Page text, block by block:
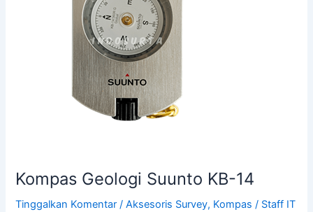
Kompas Geologi Suunto KB-14
Tinggalkan Komentar /Aksesoris Survey, Kompas / Staff IT